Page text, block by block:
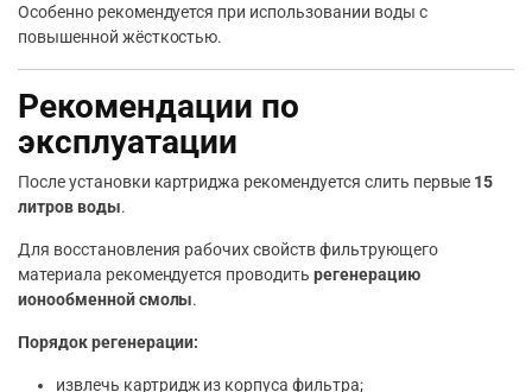
Особенно рекомендуется при использовании воды с
повышенной жёсткостью.
Рекомендации по
эксплуатации
После установки картриджа рекомендуется слить первые 15
литров воды.
Для восстановления рабочих свойств фильтрующего
материала рекомендуется проводить регенерацию
ионообменной смолы.
Порядок регенерации:
извлечь картридж из корпуса фильтра;